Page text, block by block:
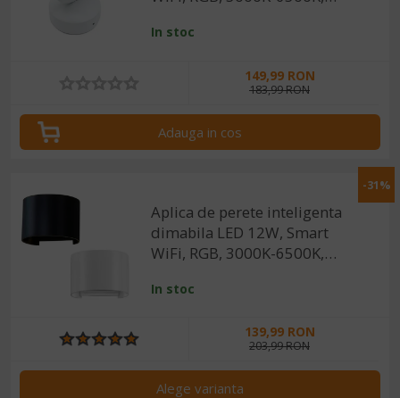
Tuya/SmartLife
In stoc
149,99 RON
183,99 RON
Adauga in cos
-31%
Aplica de perete inteligenta
dimabila LED 12W, Smart
WiFi, RGB, 3000K-6500K,
Tuya/SmartLife
In stoc
139,99 RON
203,99 RON
Alege varianta